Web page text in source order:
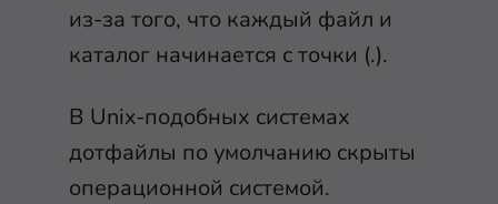
из-за того, что каждый файл и
каталог начинается с точки (.).
В Unix-подобных системах
дотфайлы по умолчанию скрыты
операционной системой.